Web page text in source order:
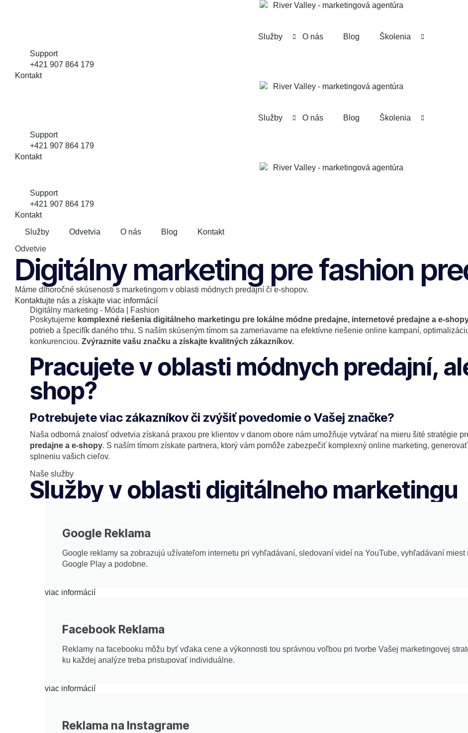
Služby O nás Blog
Školenia
Support
+421 907 864 179
Kontakt
Služby O nás Blog
Školenia
Support
+421 907 864 179
Kontakt
Support
+421 907 864 179
Kontakt
Služby
Odvetvia O nás Blog
Kontakt
Odvetvie
Digitálny marketing pre fashion
Máme dlhoročné skúsenosti s marketingom v oblasti módnych predajní či e-shopov.
Kontaktujte nás a získajte viac informácií
Digitálny marketing - Móda | Fashion
Poskytujeme komplexné riešenia digitálneho marketingu pre lokálne módne predajne, internetové predajne a e-
potrieb a špecifík daného trhu. S naším skúseným tímom sa zameriavame na efektívne riešenie online kampaní,
konkurenciou. Zvýraznite vašu značku a získajte kvalitných zákazníkov.
Pracujete v oblasti módnych predajní,
shop?
Potrebujete viac zákazníkov či zvýšiť povedomie o Vašej značke?
Naša odborná znalosť odvetvia získaná praxou pre klientov v danom obore nám umožňuje vytvárať na mieru šité stratégie
predajne a e-shopy. S naším tímom získate partnera, ktorý vám pomôže zabezpečiť komplexný online marketing,
splneniu vašich cieľov.
Naše služby
Služby v oblasti digitálneho marketingu
Google Reklama
Google reklamy sa zobrazujú užívateľom internetu pri vyhľadávaní, sledovaní videí na YouTube, vyhľadávaní
Google Play a podobne.
viac informácií
Facebook Reklama
Reklamy na facebooku môžu byť vďaka cene a výkonnosti tou správnou voľbou pri tvorbe Vašej marketingovej
ku každej analýze treba pristupovať individuálne.
viac informácií
Reklama na Instagrame